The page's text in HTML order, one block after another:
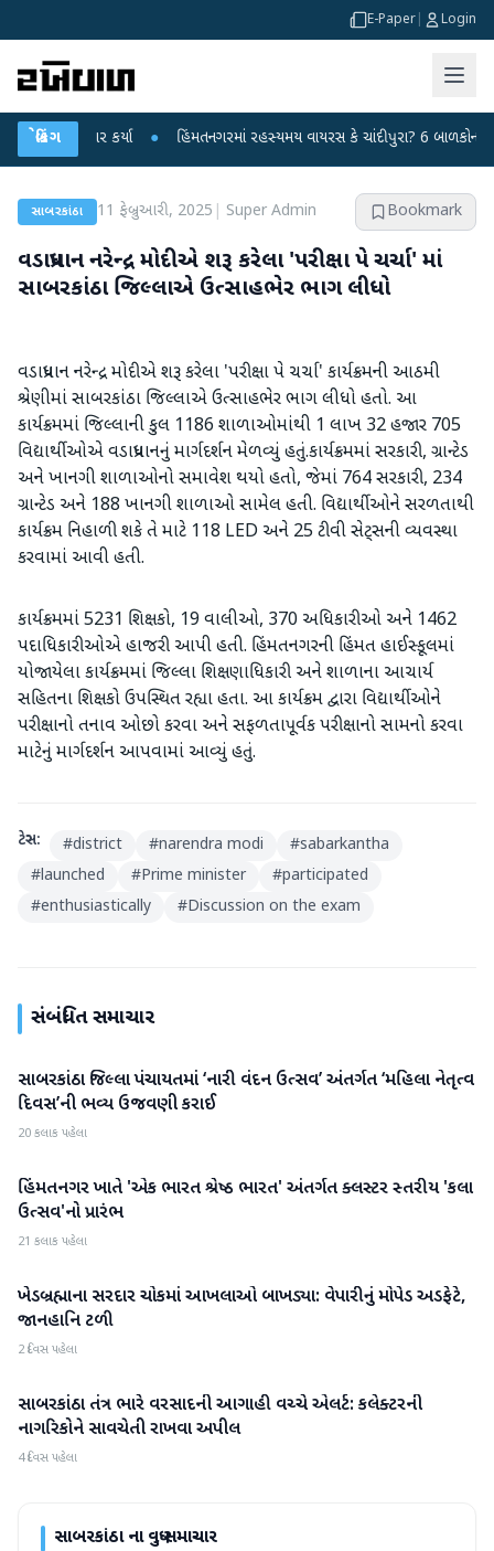
E-Paper Login
બ્રેકિંગ
પ્રહાર કર્યા ● હિંમતનગરમાં રહસ્યમય વાયરસ કે ચાંદીપુરા? 6 બાળકોના મોતથી
સાબરકાંઠા 11 ફેબ્રુઆરી, 2025 Super Admin Bookmark
વડાપ્રધાન નરેન્દ્ર મોદીએ શરૂ કરેલા 'પરીક્ષા પે ચર્ચા' માં
સાબરકાંઠા જિલ્લાએ ઉત્સાહભેર ભાગ લીધો
વડાપ્રધાન નરેન્દ્ર મોદીએ શરૂ કરેલા 'પરીક્ષા પે ચર્ચા' કાર્યક્રમની આઠમી
શ્રેણીમાં સાબરકાંઠા જિલ્લાએ ઉત્સાહભેર ભાગ લીધો હતો. આ
કાર્યક્રમમાં જિલ્લાની કુલ 1186 શાળાઓમાંથી 1 લાખ 32 હજાર 705
વિદ્યાર્થીઓએ વડાપ્રધાનનું માર્ગદર્શન મેળવ્યું હતું.કાર્યક્રમમાં સરકારી, ગ્રાન્ટેડ
અને ખાનગી શાળાઓનો સમાવેશ થયો હતો, જેમાં 764 સરકારી, 234
ગ્રાન્ટેડ અને 188 ખાનગી શાળાઓ સામેલ હતી. વિદ્યાર્થીઓને સરળતાથી
કાર્યક્રમ નિહાળી શકે તે માટે 118 LED અને 25 ટીવી સેટ્સની વ્યવસ્થા
કરવામાં આવી હતી.
કાર્યક્રમમાં 5231 શિક્ષકો, 19 વાલીઓ, 370 અધિકારીઓ અને 1462
પદાધિકારીઓએ હાજરી આપી હતી. હિંમતનગરની હિંમત હાઈસ્કૂલમાં
યોજાયેલા કાર્યક્રમમાં જિલ્લા શિક્ષણાધિકારી અને શાળાના આચાર્ય
સહિતના શિક્ષકો ઉપસ્થિત રહ્યા હતા. આ કાર્યક્રમ દ્વારા વિદ્યાર્થીઓને
પરીક્ષાનો તનાવ ઓછો કરવા અને સફળતાપૂર્વક પરીક્ષાનો સામનો કરવા
માટેનું માર્ગદર્શન આપવામાં આવ્યું હતું.
ટેગ્સ: #district #narendra modi #sabarkantha
#launched #Prime minister #participated
#enthusiastically #Discussion on the exam
સંબંધિત સમાચાર
સાબરકાંઠા
સાબરકાંઠા જિલ્લા પંચાયતમાં ‘નારી વંદન ઉત્સવ’ અંતર્ગત ‘મહિલા નેતૃત્વ
દિવસ’ની ભવ્ય ઉજવણી કરાઈ
20 કલાક પહેલા
સાબરકાંઠા
હિંમતનગર ખાતે 'એક ભારત શ્રેષ્ઠ ભારત' અંતર્ગત ક્લસ્ટર સ્તરીય 'કલા
ઉત્સવ'નો પ્રારંભ
21 કલાક પહેલા
સાબરકાંઠા
ખેડબ્રહ્માના સરદાર ચોકમાં આખલાઓ બાખડ્યા: વેપારીનું મોપેડ અડફેટે,
જાનહાનિ ટળી
2 દિવસ પહેલા
સાબરકાંઠા
સાબરકાંઠા તંત્ર ભારે વરસાદની આગાહી વચ્ચે એલર્ટ: કલેક્ટરની
નાગરિકોને સાવચેતી રાખવા અપીલ
4 દિવસ પહેલા
સાબરકાંઠાના વધુ સમાચાર